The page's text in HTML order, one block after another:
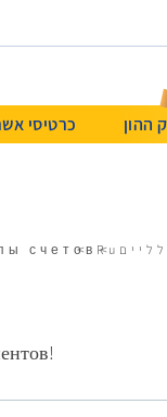
ההון כרטיסי
Ru
счетов